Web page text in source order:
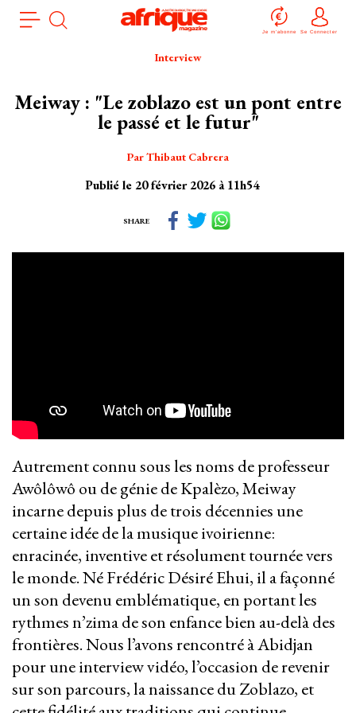
Je m'abonne Se Connecter
Interview
Meiway : "Le zoblazo est un pont entre
le passé et le futur"
Par Thibaut Cabrera
Publié le 20 février 2026 à 11h54
SHARE
Autrement connu sous les noms de professeur
Awôlôwô ou de génie de Kpalèzo, Meiway
incarne depuis plus de trois décennies une
certaine idée de la musique ivoirienne:
enracinée, inventive et résolument tournée vers
le monde. Né Frédéric Désiré Ehui, il a façonné
un son devenu emblématique, en portant les
rythmes n’zima de son enfance bien au-delà des
frontières. Nous l’avons rencontré à Abidjan
pour une interview vidéo, l’occasion de revenir
sur son parcours, la naissance du Zoblazo, et
Panneau de gestion des cookies